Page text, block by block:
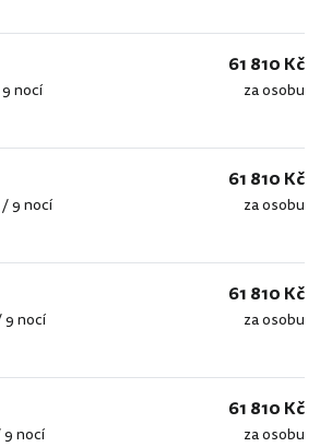
9 nocí
61 810 Kč
za osobu
/9 nocí
61 810 Kč
za osobu
9 nocí
61 810 Kč
za osobu
9 nocí
61 810 Kč
za osobu